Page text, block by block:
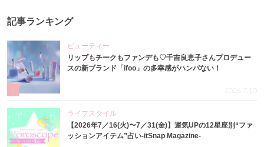
記事ランキング
ビューティー
リップもチークもファンデも♡千吉良恵子さんプロデュー
スの新ブランド「ifoo」の多幸感がハンパない！
2026.7.10
ライフスタイル
【2026年7／16(火)〜7／31(金)】運気UPの12星座別“ファ
ッションアイテム”占い-itSnap Magazine-